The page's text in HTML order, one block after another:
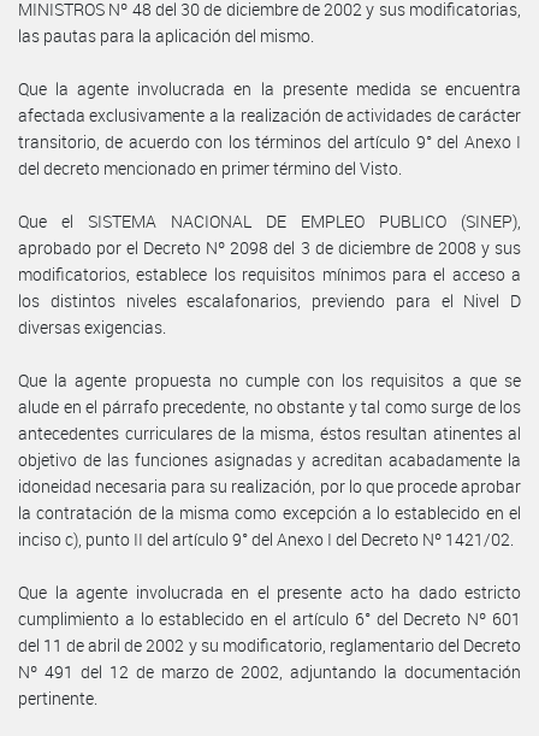
MINISTROS Nº 48 del 30 de diciembre de 2002 y sus modificatorias,
las pautas para la aplicación del mismo.
Que la agente involucrada en la presente medida se encuentra
afectada exclusivamente a la realización de actividades de carácter
transitorio, de acuerdo con los términos del artículo 9° del Anexo I
del decreto mencionado en primer término del Visto.
Que el SISTEMA NACIONAL DE EMPLEO PUBLICO (SINEP),
aprobado por el Decreto Nº 2098 del 3 de diciembre de 2008 y sus
modificatorios, establece los requisitos mínimos para el acceso a
los distintos niveles escalafonarios, previendo para el Nivel D
diversas exigencias.
Que la agente propuesta no cumple con los requisitos a que se
alude en el párrafo precedente, no obstante y tal como surge de los
antecedentes curriculares de la misma, éstos resultan atinentes al
objetivo de las funciones asignadas y acreditan acabadamente la
idoneidad necesaria para su realización, por lo que procede aprobar
la contratación de la misma como excepción a lo establecido en el
inciso c), punto II del artículo 9° del Anexo I del Decreto Nº 1421/02.
Que la agente involucrada en el presente acto ha dado estricto
cumplimiento a lo establecido en el artículo 6° del Decreto Nº 601
del 11 de abril de 2002 y su modificatorio, reglamentario del Decreto
Nº 491 del 12 de marzo de 2002, adjuntando la documentación
pertinente.